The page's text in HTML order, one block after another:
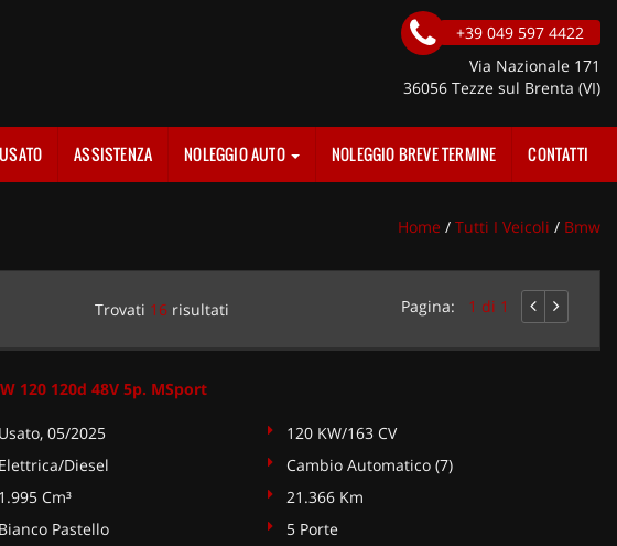
+39 049 597 4422
Via Nazionale 171
36056 Tezze sul Brenta (VI)
ASSISTENZA NOLEGGIO AUTO NOLEGGIO BREVE TERMINE CONTATTI
Home / Tutti I Veicoli / Bmw
Trovati 16 risultati Pagina: 1 di 1
120 120d 48V 5p. MSport
Usato, 05/2025
120 KW/163 CV
Elettrica/Diesel
Cambio Automatico (7)
1.995 Cm³
21.366 Km
Bianco Pastello
5 Porte